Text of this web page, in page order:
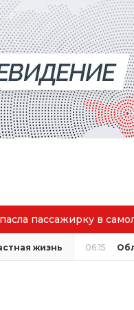
пассажирку в
жизнь 06:15